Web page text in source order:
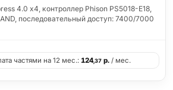
4.0 x4, контроллер Phison PS5018-E18,
последовательный доступ: 7400/7000
частями на 12 мес.: 124,37 р. / мес.